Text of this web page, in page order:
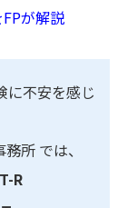
が解説
に不安を感じ
所 では、
R